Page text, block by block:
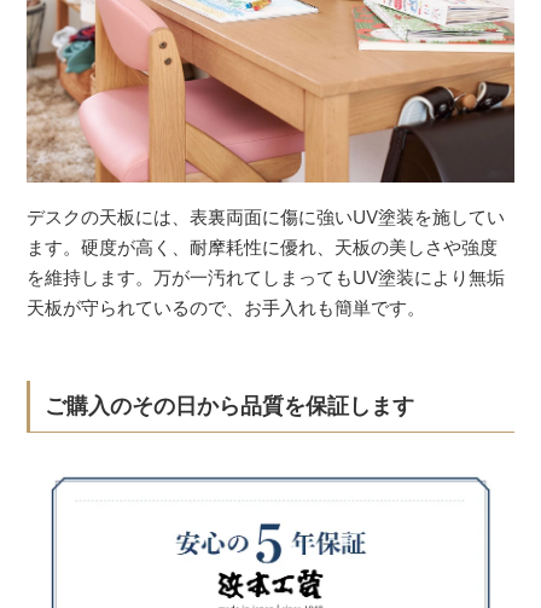
デスクの天板には、表裏両面に傷に強いUV塗装を施してい
ます。硬度が高く、耐摩耗性に優れ、天板の美しさや強度
を維持します。万が一汚れてしまってもUV塗装により無垢
天板が守られているので、お手入れも簡単です。
ご購入のその日から品質を保証します